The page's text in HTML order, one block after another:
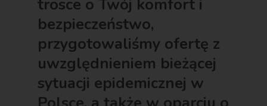
trosce o Twój komfort i
bezpieczeństwo,
przygotowaliśmy ofertę z
uwzględnieniem bieżącej
sytuacji epidemicznej w